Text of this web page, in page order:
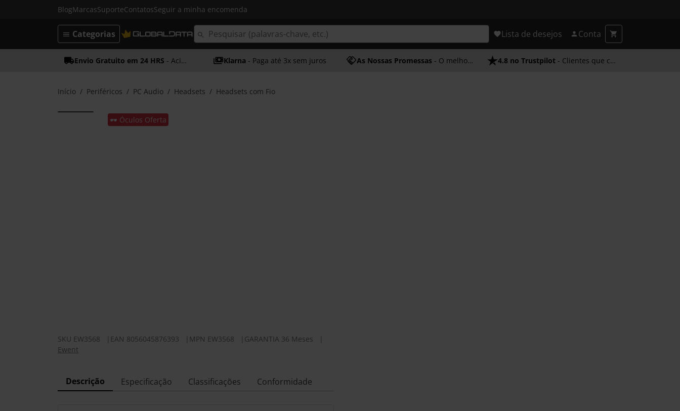
BlogMarcasSuporteContatosSeguir a minha encomenda
Lista de desejos Conta
Categorias
Envio Gratuito em 24 HRS - Acima dos 50€ Klarna - Paga até 3x sem juros As Nossas Promessas - O melhor atendimento 4.8 no Trustpilot - Clientes que confiam em nós
Início Periféricos PC Audio Headsets Headsets com Fio
🕶️ Óculos Oferta
SKU EW3568 EAN 8056045876393 MPN EW3568 GARANTIA 36 Meses
Ewent
Descrição Especificação Classificações Conformidade